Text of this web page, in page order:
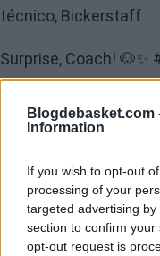
Blogdebasket.com
Information
If you wish to opt-out
processing of your
targeted advertising
section to confirm
opt-out request is
técnico, Bickerstaff.
Surprise, Coach! 🐶✨
pic.twitter.com/